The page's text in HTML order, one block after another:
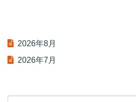
2026年8月
2026年7月